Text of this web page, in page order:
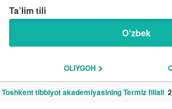
Ta’lim tili
O‘zbek
OLIYGOH
Toshkent tibbiyot akademiyasining Termiz filiali